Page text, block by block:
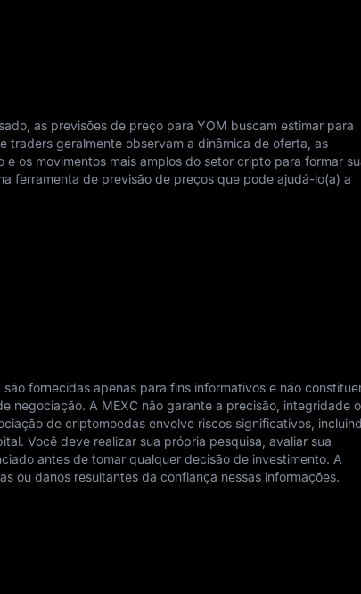
as previsões de preço para YOM buscam estimar para
traders geralmente observam a dinâmica de oferta, as
os movimentos mais amplos do setor cripto para formar
ferramenta de previsão de preços que pode ajudá-lo(a) a
fornecidas apenas para fins informativos e não
negociação. A MEXC não garante a precisão, integridade
de criptomoedas envolve riscos significativos,
Você deve realizar sua própria pesquisa, avaliar sua
antes de tomar qualquer decisão de investimento. A
ou danos resultantes da confiança nessas informações.